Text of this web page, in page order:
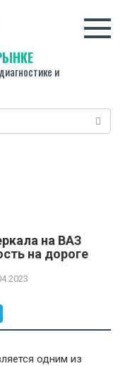
и
на ВАЗ
на дороге
одним из